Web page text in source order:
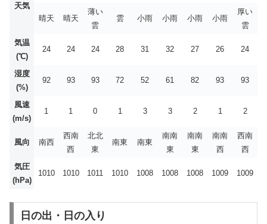
天気
晴天
晴天
薄い
雲
雲 小雨 小雨 小雨 小雨
厚い
雲
気温
(℃)
24 24 24 28 31 32 27 26 24
湿度
(%)
92 93 93 72 52 61 82 93 93
風速
(m/s)
1 1 0 1 3 3 2 1 2
風向 南西
西南
西
北北
東
南東 南東
南南
東
南南
東
南南
西
西南
西
気圧
(hPa)
1010 1010 1011 1010 1008 1008 1008 1009 1009
日の出・日の入り